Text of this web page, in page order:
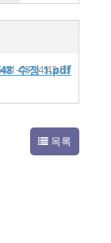
수정 1.pdf
01-03 14:43:53
목록